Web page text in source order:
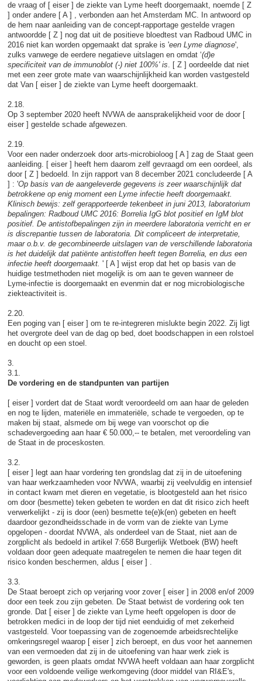
de vraag of [ eiser ] de ziekte van Lyme heeft doorgemaakt, noemde [ Z
] onder andere [ A ] , verbonden aan het Amsterdam MC. In antwoord op
de hem naar aanleiding van de concept-rapportage gestelde vragen
antwoordde [ Z ] nog dat uit de positieve bloedtest van Radboud UMC in
2016 niet kan worden opgemaakt dat sprake is 'een Lyme diagnose',
zulks vanwege de eerdere negatieve uitslagen en omdat ‘(d)e
specificiteit van de immunoblot (-) niet 100%' is. [ Z ] oordeelde dat niet
met een zeer grote mate van waarschijnlijkheid kan worden vastgesteld
dat Van [ eiser ] de ziekte van Lyme heeft doorgemaakt.
2.18.
Op 3 september 2020 heeft NVWA de aansprakelijkheid voor de door [
eiser ] gestelde schade afgewezen.
2.19.
Voor een nader onderzoek door arts-microbioloog [ A ] zag de Staat geen
aanleiding. [ eiser ] heeft hem daarom zelf gevraagd om een oordeel, als
door [ Z ] bedoeld. In zijn rapport van 8 december 2021 concludeerde [ A
] : 'Op basis van de aangeleverde gegevens is zeer waarschijnlijk dat
betrokkene op enig moment een Lyme infectie heeft doorgemaakt.
Klinisch bewijs: zelf gerapporteerde tekenbeet in juni 2013, laboratorium
bepalingen: Radboud UMC 2016: Borrelia IgG blot positief en IgM blot
positief. De antistofbepalingen zijn in meerdere laboratoria verricht en er
is discrepantie tussen de laboratoria. Dit compliceert de interpretatie,
maar o.b.v. de gecombineerde uitslagen van de verschillende laboratoria
is het duidelijk dat patiënte antistoffen heeft tegen Borrelia, en dus een
infectie heeft doorgemaakt. ' [ A ] wijst erop dat het op basis van de
huidige testmethoden niet mogelijk is om aan te geven wanneer de
Lyme-infectie is doorgemaakt en evenmin dat er nog microbiologische
ziekteactiviteit is.
2.20.
Een poging van [ eiser ] om te re-integreren mislukte begin 2022. Zij ligt
het overgrote deel van de dag op bed, doet boodschappen in een rolstoel
en doucht op een stoel.
3.
3.1.
De vordering en de standpunten van partijen
[ eiser ] vordert dat de Staat wordt veroordeeld om aan haar de geleden
en nog te lijden, materiële en immateriële, schade te vergoeden, op te
maken bij staat, alsmede om bij wege van voorschot op die
schadevergoeding aan haar € 50.000,-- te betalen, met veroordeling van
de Staat in de proceskosten.
3.2.
[ eiser ] legt aan haar vordering ten grondslag dat zij in de uitoefening
van haar werkzaamheden voor NVWA, waarbij zij veelvuldig en intensief
in contact kwam met dieren en vegetatie, is blootgesteld aan het risico
om door (besmette) teken gebeten te worden en dat dit risico zich heeft
verwerkelijkt - zij is door (een) besmette te(e)k(en) gebeten en heeft
daardoor gezondheidsschade in de vorm van de ziekte van Lyme
opgelopen - doordat NVWA, als onderdeel van de Staat, niet aan de
zorgplicht als bedoeld in artikel 7:658 Burgerlijk Wetboek (BW) heeft
voldaan door geen adequate maatregelen te nemen die haar tegen dit
risico konden beschermen, aldus [ eiser ] .
3.3.
De Staat beroept zich op verjaring voor zover [ eiser ] in 2008 en/of 2009
door een teek zou zijn gebeten. De Staat betwist de vordering ook ten
gronde. Dat [ eiser ] de ziekte van Lyme heeft opgelopen is door de
betrokken medici in de loop der tijd niet eenduidig of met zekerheid
vastgesteld. Voor toepassing van de zogenoemde arbeidsrechtelijke
omkeringsregel waarop [ eiser ] zich beroept, en dus voor het aannemen
van een vermoeden dat zij in de uitoefening van haar werk ziek is
geworden, is geen plaats omdat NVWA heeft voldaan aan haar zorgplicht
voor een voldoende veilige werkomgeving (door middel van RI&E's,